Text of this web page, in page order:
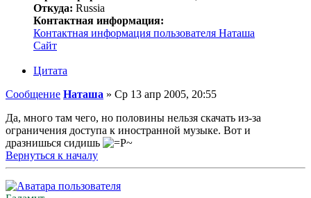
Откуда: Russia
Контактная информация:
Контактная информация пользователя Наташа
Сайт
Цитата
Сообщение Наташа » Ср 13 апр 2005, 20:55
Да, много там чего, но половины нельзя скачать из-за
ограничения доступа к иностранной музыке. Вот и
дразнишься сидишь
Вернуться к началу